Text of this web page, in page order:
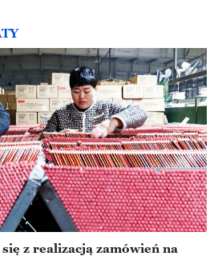
z realizacją zamówień na